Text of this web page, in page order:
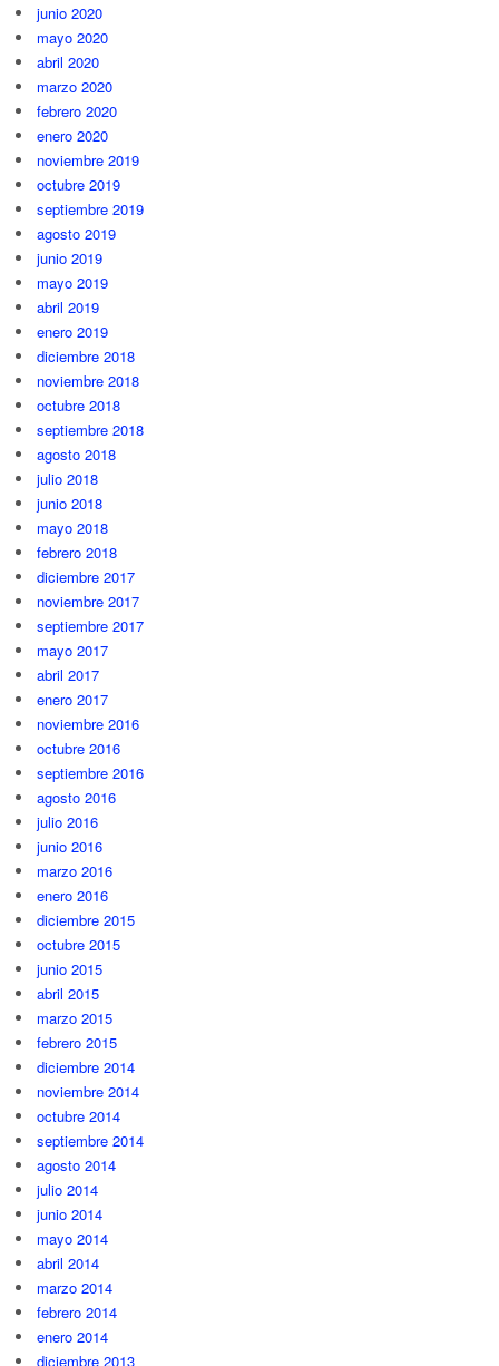
junio 2020
mayo 2020
abril 2020
marzo 2020
febrero 2020
enero 2020
noviembre 2019
octubre 2019
septiembre 2019
agosto 2019
junio 2019
mayo 2019
abril 2019
enero 2019
diciembre 2018
noviembre 2018
octubre 2018
septiembre 2018
agosto 2018
julio 2018
junio 2018
mayo 2018
febrero 2018
diciembre 2017
noviembre 2017
septiembre 2017
mayo 2017
abril 2017
enero 2017
noviembre 2016
octubre 2016
septiembre 2016
agosto 2016
julio 2016
junio 2016
marzo 2016
enero 2016
diciembre 2015
octubre 2015
junio 2015
abril 2015
marzo 2015
febrero 2015
diciembre 2014
noviembre 2014
octubre 2014
septiembre 2014
agosto 2014
julio 2014
junio 2014
mayo 2014
abril 2014
marzo 2014
febrero 2014
enero 2014
diciembre 2013